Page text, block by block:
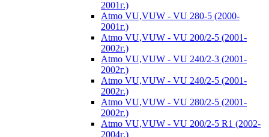
2001г.)
Atmo VU,VUW - VU 280-5 (2000-
2001г.)
Atmo VU,VUW - VU 200/2-5 (2001-
2002г.)
Atmo VU,VUW - VU 240/2-3 (2001-
2002г.)
Atmo VU,VUW - VU 240/2-5 (2001-
2002г.)
Atmo VU,VUW - VU 280/2-5 (2001-
2002г.)
Atmo VU,VUW - VU 200/2-5 R1 (2002-
2004г.)